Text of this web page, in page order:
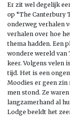
Er zit wel degelijk
op “The Canterbury
onderweg verhalen
verhalen over hoe
thema hadden. Een
wondere wereld van
keer. Volgens velen
tijd. Het is een
Moodies er geen zin
men stond. Ze
langzamerhand al
Lodge beeldt het